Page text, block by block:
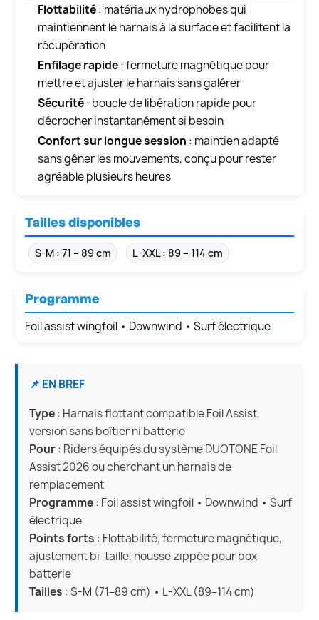
Flottabilité: matériaux hydrophobes qui
maintiennent le harnais à la surface et facilitent la
récupération
Enfilage rapide: fermeture magnétique pour
mettre et ajuster le harnais sans galérer
Sécurité: boucle de libération rapide pour
décrocher instantanément si besoin
Confort sur longue session : maintien adapté
sans gêner les mouvements, conçu pour rester
agréable plusieurs heures
Tailles disponibles
S-M : 71 – 89 cm L-XXL : 89 – 114 cm
Programme
Foil assist wingfoil • Downwind • Surf électrique
📌 EN BREF
Type: Harnais flottant compatible Foil Assist,
version sans boîtier ni batterie
Pour: Riders équipés du système DUOTONE Foil
Assist 2026 ou cherchant un harnais de
remplacement
Programme: Foil assist wingfoil • Downwind • Surf
électrique
Points forts : Flottabilité, fermeture magnétique,
ajustement bi-taille, housse zippée pour box
batterie
Tailles : S-M (71–89 cm) • L-XXL (89–114 cm)